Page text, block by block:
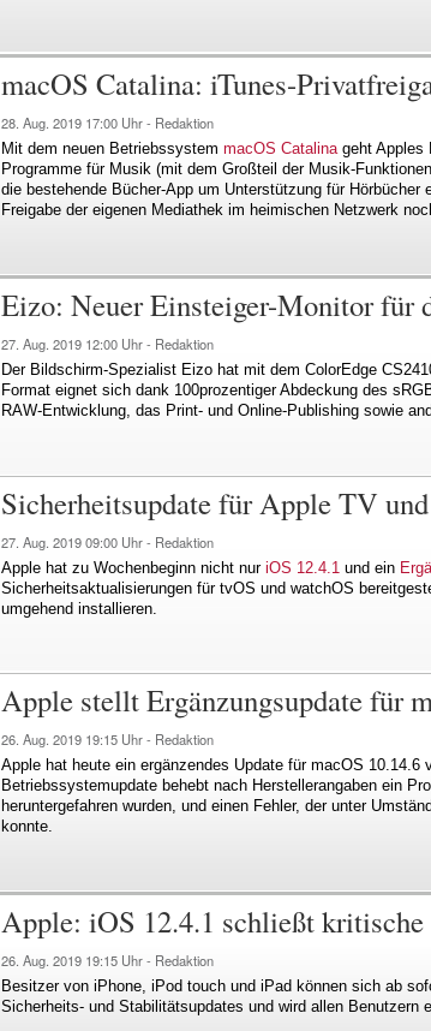
macOS Catalina: iTunes-
28. Aug. 2019 17:00 Uhr - Redaktion
Mit dem neuen Betriebssystem macOS Catalinageht Apples
Programme für Musik (mit dem Großteil der Musik-
die bestehende Bücher-App um Unterstützung für
Freigabe der eigenen Mediathek im heimischen Netzwerk
Eizo: Neuer Einsteiger-Monitor für
27. Aug. 2019 12:00 Uhr - Redaktion
Der Bildschirm-Spezialist Eizo hat mit dem ColorEdge
Format eignet sich dank 100prozentiger Abdeckung des
RAW-Entwicklung, das Print- und Online-Publishing sowie
Sicherheitsupdate für Apple TV
27. Aug. 201909:00 Uhr - Redaktion
Apple hat zu Wochenbeginn nicht nur iOS 12.4.1 und ein
Sicherheitsaktualisierungen für tvOS und watchOS
umgehend installieren.
Apple stellt Ergänzungsupdate für
26. Aug. 2019 19:15 Uhr - Redaktion
Apple hat heute ein ergänzendes Update für macOS
Betriebssystemupdate behebt nach Herstellerangaben ein
heruntergefahren wurden, und einen Fehler, der unter
konnte.
Apple: iOS 12.4.1 schließt
26. Aug. 2019 19:15 Uhr - Redaktion
Besitzer von iPhone, iPod touch und iPad können sich ab
Sicherheits- und Stabilitätsupdates und wird allen Benutzern